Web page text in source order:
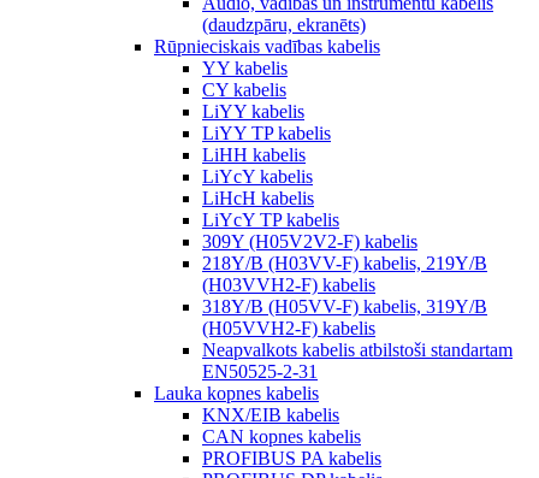
(daudzpāru, ekranēts)
Rūpnieciskais vadības kabelis
YY kabelis
CY kabelis
LiYY kabelis
LiYY TP kabelis
LiHH kabelis
LiYcY kabelis
LiHcH kabelis
LiYcY TP kabelis
309Y (H05V2V2-F) kabelis
218Y/B (H03VV-F) kabelis, 219Y/B
(H03VVH2-F) kabelis
318Y/B (H05VV-F) kabelis, 319Y/B
(H05VVH2-F) kabelis
Neapvalkots kabelis atbilstoši standartam
EN50525-2-31
Lauka kopnes kabelis
KNX/EIB kabelis
CAN kopnes kabelis
PROFIBUS PA kabelis